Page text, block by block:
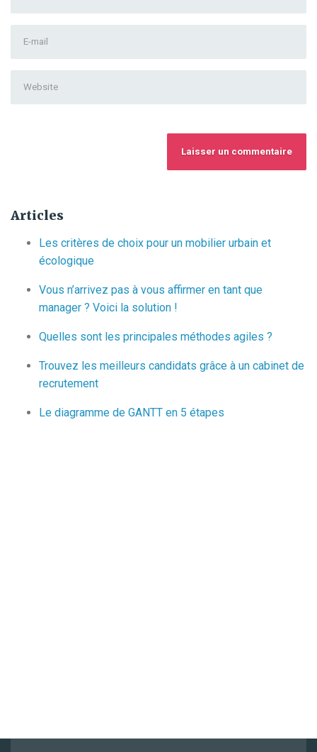
Last
name*
Address*
Articles
Les critères de choix pour un mobilier urbain et
écologique
Vous n’arrivez pas à vous affirmer en tant que
manager ? Voici la solution !
Quelles sont les principales méthodes agiles ?
Trouvez les meilleurs candidats grâce à un cabinet de
recrutement
Le diagramme de GANTT en 5 étapes